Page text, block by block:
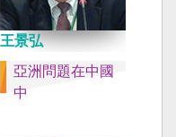
王景弘
亞洲問題在中國
中